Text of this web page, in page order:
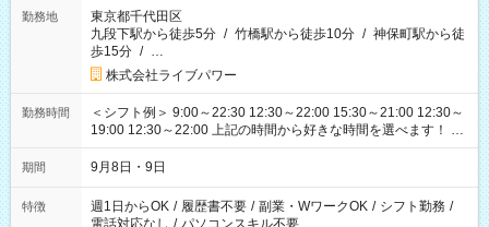
勤務地
東京都千代田区
九段下駅から徒歩5分 / 竹橋駅から徒歩10分 / 神保町駅から徒
歩15分 / …
株式会社ライブパワー
勤務時間
＜シフト例＞ 9:00～22:30 12:30～22:00 15:30～21:00 12:30～
19:00 12:30～22:00 上記の時間から好きな時間を選べます！ ※
時間は変更となる可能性があります
期間 9月8日・9日
特徴 週1日からOK / 履歴書不要 / 副業・WワークOK / シフト勤務 /
電話対応なし / パソコンスキル不要